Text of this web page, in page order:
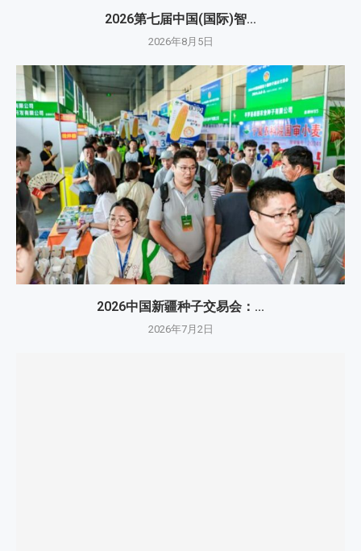
2026第七届中国(国际)智...
2026年8月5日
2026中国新疆种子交易会：...
2026年7月2日